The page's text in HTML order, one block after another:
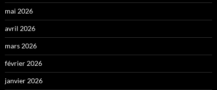
mai 2026
avril 2026
mars 2026
février 2026
janvier 2026